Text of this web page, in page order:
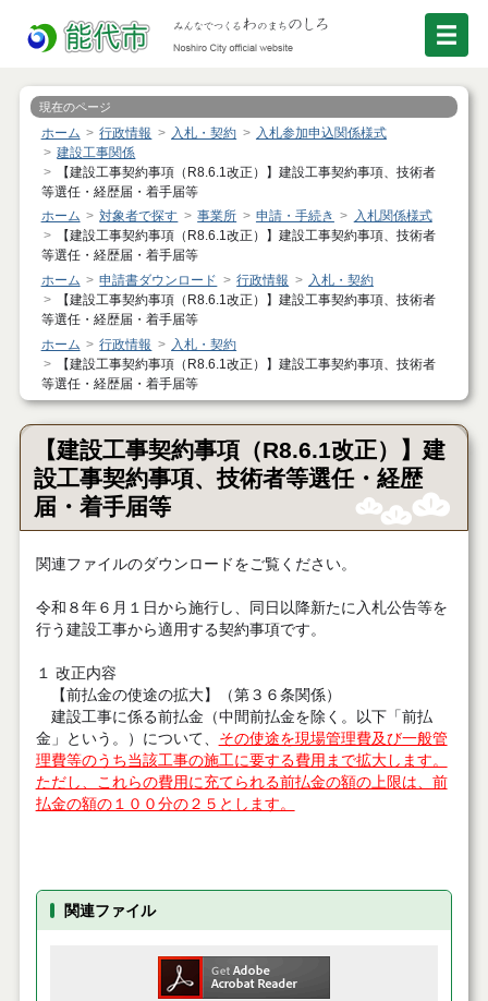
現在のページ
ホーム 行政情報 入札・契約
入札参加申込関係様式
建設工事関係
【建設工事契約事項（R8.6.1改正）】建設工事契約事項、技術者
等選任・経歴届・着手届等
ホーム
対象者で探す 事業所 申請・手続き
入札関係様式
【建設工事契約事項（R8.6.1改正）】建設工事契約事項、技術者
等選任・経歴届・着手届等
ホーム
申請書ダウンロード 行政情報
入札・契約
【建設工事契約事項（R8.6.1改正）】建設工事契約事項、技術者
等選任・経歴届・着手届等
ホーム
行政情報
入札・契約
【建設工事契約事項（R8.6.1改正）】建設工事契約事項、技術者
等選任・経歴届・着手届等
【建設工事契約事項（R8.6.1改正）】建
設工事契約事項、技術者等選任・経歴
届・着手届等
関連ファイルのダウンロードをご覧ください。
令和８年６月１日から施行し、同日以降新たに入札公告等を
行う建設工事から適用する契約事項です。
１ 改正内容
【前払金の使途の拡大】（第３６条関係）
建設工事に係る前払金（中間前払金を除く。以下「前払
金」という。）について、 その使途を現場管理費及び一般管
理費等のうち当該工事の施工に要する費用まで拡大します。
ただし、これらの費用に充てられる前払金の額の上限は、前
払金の額の１００分の２５とします。
関連ファイル